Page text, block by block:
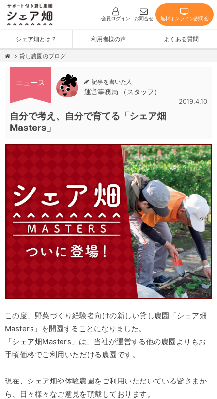
会員ログイン お問合せ 無料オンライン説明会
シェア畑とは？ 利用者様の声 よくある質問
貸し農園のブログ
ニュース 記事を書いた人
運営事務局 （スタッフ）
2019.4.10
自分で考え、自分で育てる「シェア畑
Masters」
この度、野菜づくり経験者向けの新しい貸し農園「シェア畑
Masters」を開園することになりました。
「シェア畑Masters」は、当社が運営する他の農園よりもお
手頃価格でご利用いただける農園です。
現在、シェア畑や体験農園をご利用いただいている皆さまか
ら、日々様々なご意見を頂戴しております。